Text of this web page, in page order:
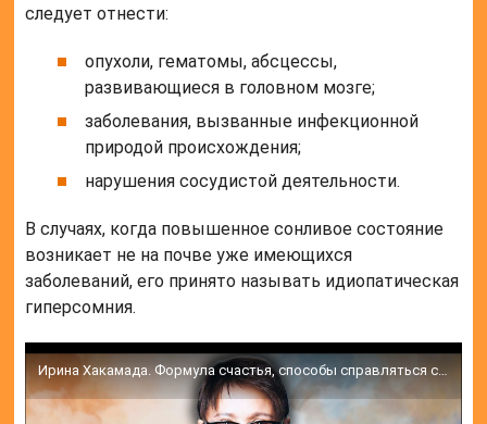
следует отнести:
опухоли, гематомы, абсцессы,
развивающиеся в головном мозге;
заболевания, вызванные инфекционной
природой происхождения;
нарушения сосудистой деятельности.
В случаях, когда повышенное сонливое состояние
возникает не на почве уже имеющихся
заболеваний, его принято называть идиопатическая
гиперсомния.
Ирина Хакамада. Формула счастья, способы справляться со стрессом, как жить в условиях хаоса